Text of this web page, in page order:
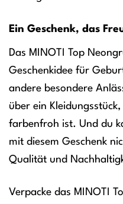
Ein Geschenk, das
Das MINOTI Top
Geschenkidee für
andere besondere
über ein
farbenfroh ist. Und du
mit diesem Geschenk
Qualität und
Verpacke das MINOTI